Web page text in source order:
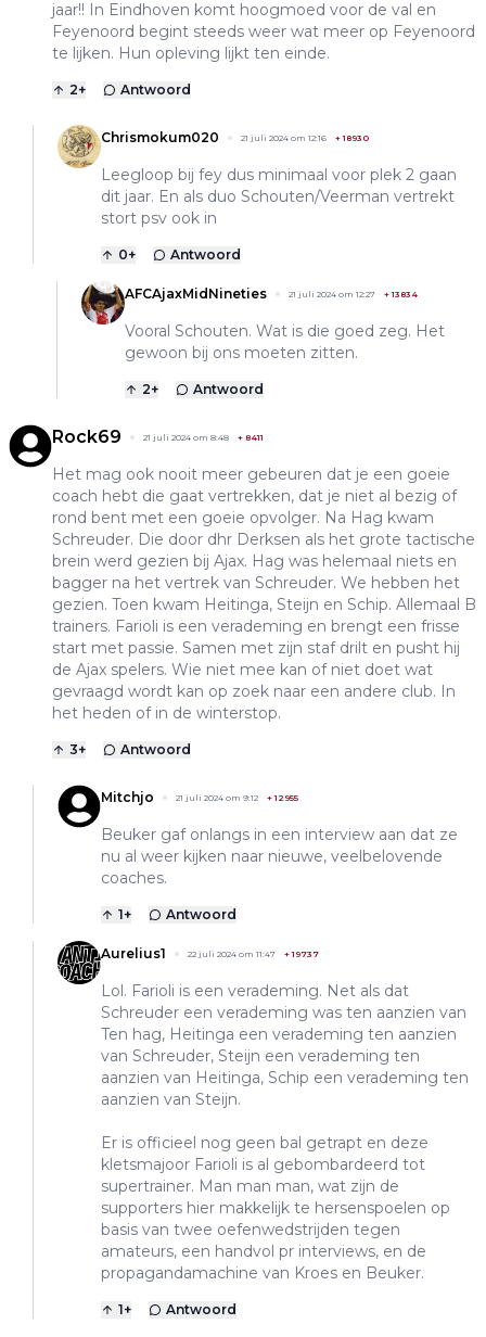
jaar!! In Eindhoven komt hoogmoed voor de val en
Feyenoord begint steeds weer wat meer op Feyenoord
te lijken. Hun opleving lijkt ten einde.
2+ Antwoord
Chrismokum020 21 juli 2024 om 12:16 +18930
Leegloop bij fey dus minimaal voor plek 2 gaan
dit jaar. En als duo Schouten/Veerman vertrekt
stort psv ook in
0+ Antwoord
AFCAjaxMidNineties 21 juli 2024 om 12:27 +13834
Vooral Schouten. Wat is die goed zeg. Het
gewoon bij ons moeten zitten.
2+ Antwoord
Rock69 21 juli 2024 om 8:48 + 8411
Het mag ook nooit meer gebeuren dat je een goeie
coach hebt die gaat vertrekken, dat je niet al bezig of
rond bent met een goeie opvolger. Na Hag kwam
Schreuder. Die door dhr Derksen als het grote tactische
brein werd gezien bij Ajax. Hag was helemaal niets en
bagger na het vertrek van Schreuder. We hebben het
gezien. Toen kwam Heitinga, Steijn en Schip. Allemaal B
trainers. Farioli is een verademing en brengt een frisse
start met passie. Samen met zijn staf drilt en pusht hij
de Ajax spelers. Wie niet mee kan of niet doet wat
gevraagd wordt kan op zoek naar een andere club. In
het heden of in de winterstop.
3+ Antwoord
Mitchjo 21 juli 2024 om 9:12 +12955
Beuker gaf onlangs in een interview aan dat ze
nu al weer kijken naar nieuwe, veelbelovende
coaches.
1+ Antwoord
Aurelius1 22 juli 2024 om 11:47 +19737
Lol. Farioli is een verademing. Net als dat
Schreuder een verademing was ten aanzien van
Ten hag, Heitinga een verademing ten aanzien
van Schreuder, Steijn een verademing ten
aanzien van Heitinga, Schip een verademing ten
aanzien van Steijn.
Er is officieel nog geen bal getrapt en deze
kletsmajoor Farioli is al gebombardeerd tot
supertrainer. Man man man, wat zijn de
supporters hier makkelijk te hersenspoelen op
basis van twee oefenwedstrijden tegen
amateurs, een handvol pr interviews, en de
propagandamachine van Kroes en Beuker.
1+ Antwoord